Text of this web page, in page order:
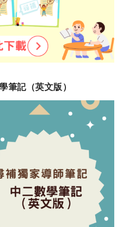
筆記（英文版）